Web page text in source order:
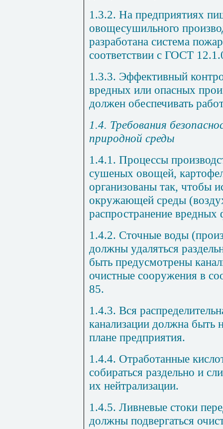
1.3.2. На предприятиях
овощесушильного
разработана система
соответствии с ГОСТ
1.3.3. Эффективный
вредных или опасных
должен обеспечивать
1.4. Требования
природной среды
1.4.1. Процессы
сушеных овощей,
организованы так, чтобы
окружающей среды
распространение вредных
1.4.2. Сточные воды
должны удаляться
быть предусмотрены
очистные сооружения в
85.
1.4.3. Вся
канализации должна быть
плане предприятия.
1.4.4. Отработанные
собираться раздельно и
их нейтрализации.
1.4.5. Ливневые стоки
должны подвергаться